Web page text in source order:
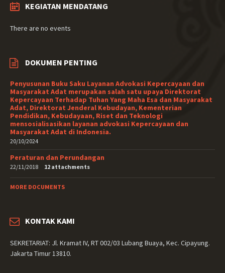
KEGIATAN MENDATANG
There are no events
DOKUMEN PENTING
Penyusunan Buku Saku Layanan Advokasi Kepercayaan dan
Masyarakat Adat merupakan salah satu upaya Direktorat
Kepercayaan Terhadap Tuhan Yang Maha Esa dan Masyarakat
Adat, Direktorat Jenderal Kebudayan, Kementerian
Pendidikan, Kebudayaan, Riset dan Teknologi
mensosialisasikan layanan advokasi Kepercayaan dan
Masyarakat Adat di Indonesia.
20/10/2024
Peraturan dan Perundangan
22/11/2018 12 attachments
MORE DOCUMENTS
KONTAK KAMI
SEKRETARIAT: Jl. Kramat IV, RT 002/03 Lubang Buaya, Kec. Cipayung.
Jakarta Timur 13810.